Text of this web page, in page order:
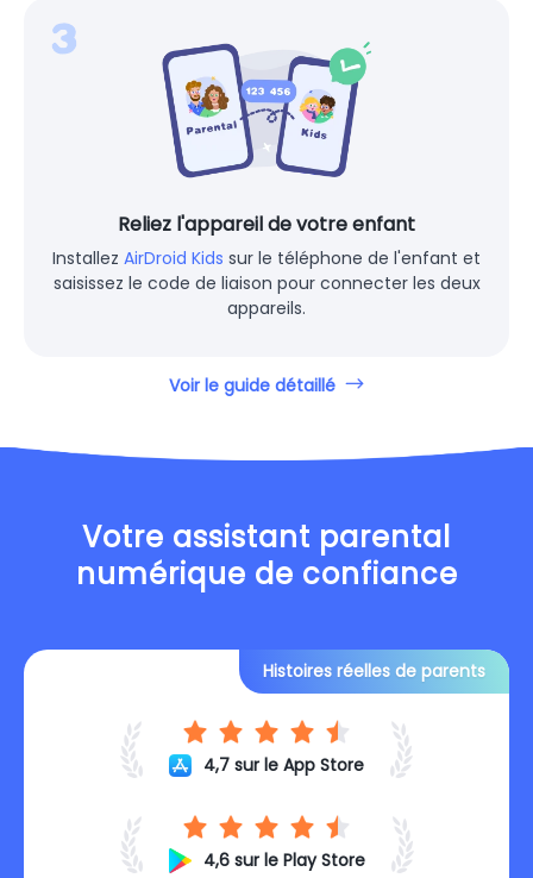
Reliez l'appareil de votre enfant
Installez AirDroid Kids sur le téléphone de l'enfant et
saisissez le code de liaison pour connecter les deux
appareils.
Voir le guide détaillé
Votre assistant parental
numérique de confiance
4,7 sur le App Store
4,6 sur le Play Store
Histoires réelles de parents